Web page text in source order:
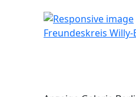
Freundeskreis Willy-